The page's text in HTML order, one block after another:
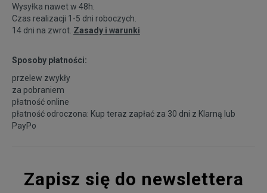
Wysyłka nawet w 48h.
Czas realizacji 1-5 dni roboczych.
14 dni na zwrot. Zasady i warunki
Sposoby płatności:
przelew zwykły
za pobraniem
płatność online
płatność odroczona: Kup teraz zapłać za 30 dni z Klarną lub
PayPo
Zapisz się do newslettera